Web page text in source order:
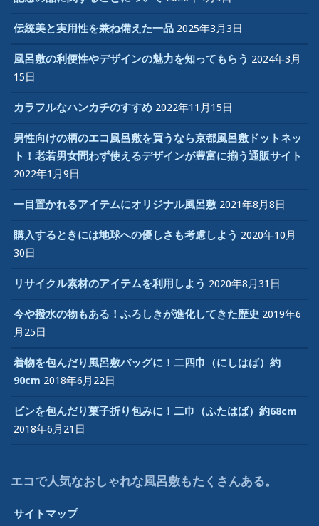
伝統美と実用性を兼ね備えた一品 2025年3月3日
風呂敷の利便性やデザインの魅力を知ってもらう 2024年3月
15日
カラフルなハンカチのすすめ 2022年11月15日
男性向けの柄のエコ風呂敷を買うなら京都風呂敷ドットネッ
ト！老若男女問わず使えるデザインが豊富に揃う通販サイト
2022年1月9日
一目置かれるアイテムにオリジナル風呂敷 2021年8月8日
購入するときには地球への優しさも考慮しよう 2020年10月
30日
リサイクル素材のアイテムを利用しよう 2020年8月31日
今や撥水の物もある！ふろしきが進化してきた歴史 2019年6
月25日
着物を包んだり風呂敷バッグに！二四巾（にしはば）約
90cm 2018年6月22日
ビンを包んだり菓子折り包みに！二巾（ふたはば）約68cm
2018年6月21日
エコで人気なおしゃれな風呂敷もたくさんある。
サイトマップ